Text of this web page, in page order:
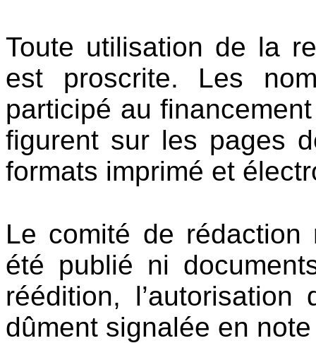
Toute utilisation de la
est proscrite. Les
participé au
figurent sur les pages
formats imprimé et
Le comité de rédaction
été publié ni
réédition,
dûment signalée en